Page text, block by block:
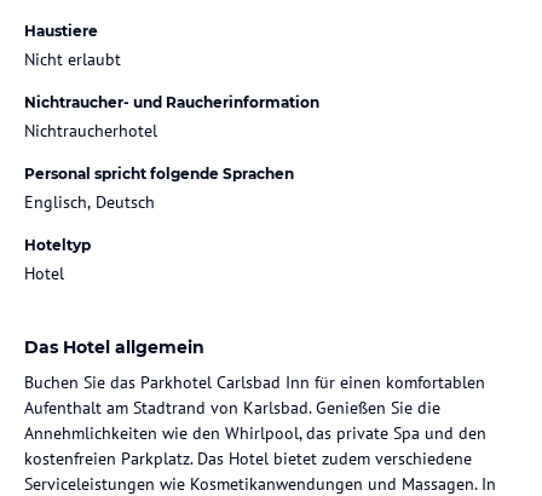
Haustiere
Nicht erlaubt
Nichtraucher- und Raucherinformation
Nichtraucherhotel
Personal spricht folgende Sprachen
Englisch, Deutsch
Hoteltyp
Hotel
Das Hotel allgemein
Buchen Sie das Parkhotel Carlsbad Inn für einen komfortablen
Aufenthalt am Stadtrand von Karlsbad. Genießen Sie die
Annehmlichkeiten wie den Whirlpool, das private Spa und den
kostenfreien Parkplatz. Das Hotel bietet zudem verschiedene
Serviceleistungen wie Kosmetikanwendungen und Massagen. In